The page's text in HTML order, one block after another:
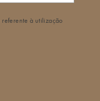
referente à utilização